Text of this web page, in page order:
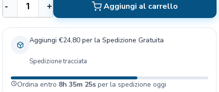
e
r
s
o
o
- + Aggiungi al carrello
Aggiungi €24,80 per la Spedizione Gratuita
Spedizione tracciata
Ordina entro 8h 35m 25s per la spedizione oggi